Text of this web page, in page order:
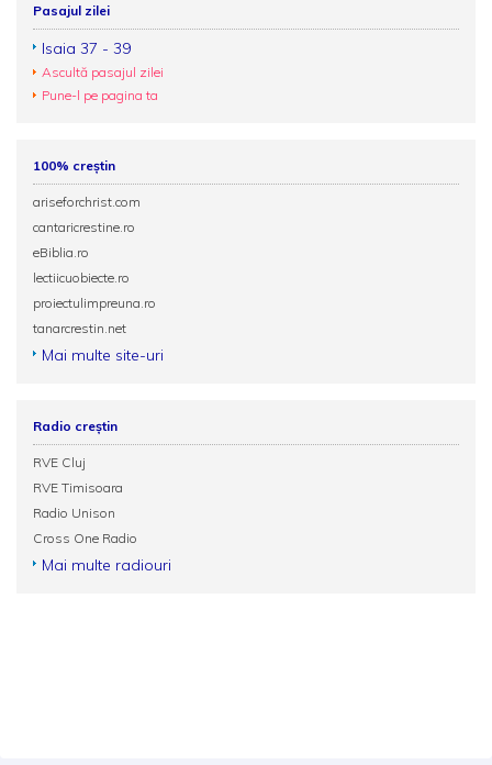
Pasajul zilei
Isaia 37 - 39
Ascultă pasajul zilei
Pune-l pe pagina ta
100% creștin
ariseforchrist.com
cantaricrestine.ro
eBiblia.ro
lectiicuobiecte.ro
proiectulimpreuna.ro
tanarcrestin.net
Mai multe site-uri
Radio creștin
RVE Cluj
RVE Timisoara
Radio Unison
Cross One Radio
Mai multe radiouri